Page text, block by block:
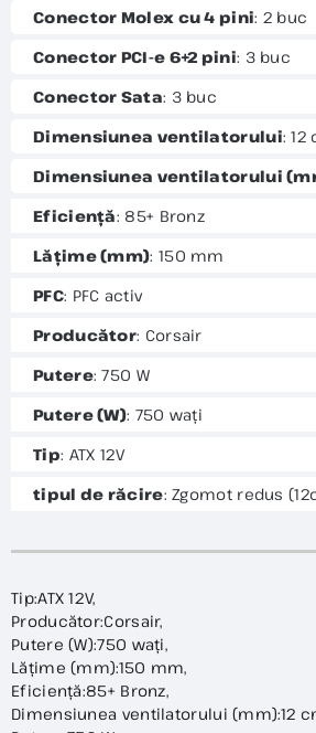
Conector Molex cu 4 pini: 2 buc
Conector PCI-e 6+2 pini: 3 buc
Conector Sata: 3 buc
Dimensiunea ventilatorului: 12
Dimensiunea ventilatorului
Eficiență: 85+ Bronz
Lățime (mm): 150 mm
PFC: PFC activ
Producător: Corsair
Putere: 750 W
Putere (W): 750 wați
Tip: ATX 12V
tipul de răcire: Zgomot redus
Tip:ATX 12V,
Producător:Corsair,
Putere (W):750 wați,
Lățime (mm):150 mm,
Eficiență:85+ Bronz,
Dimensiunea ventilatorului (mm):12